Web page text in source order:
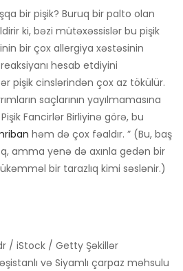
bir pişik? Buruq bir palto olan
ki, bəzi mütəxəssislər bu pişik
bir çox allergiya xəstəsinin
hesab etdiyini
pişik cinslərindən çox az tökülür.
saçlarının yayılmamasına
Fancirlər Birliyinə görə, bu
həm də çox fəaldır. ” (Bu, baş
amma yenə də axınla gedən bir
bir tarazlıq kimi səslənir.)
/ iStock / Getty Şəkillər
və Siyamlı çarpaz məhsulu